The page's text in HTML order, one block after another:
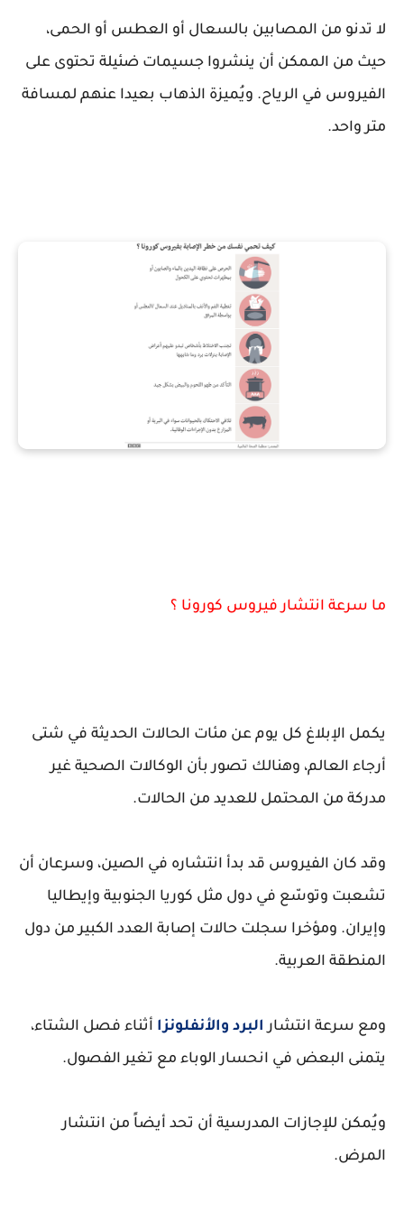
لا تدنو من المصابين بالسعال أو العطس أو الحمى،
حيث من الممكن أن ينشروا جسيمات ضئيلة تحتوى على
الفيروس في الرياح. ويُميزة الذهاب بعيدا عنهم لمسافة
متر واحد.
ما سرعة انتشار فيروس كورونا ؟
يكمل الإبلاغ كل يوم عن مئات الحالات الحديثة في شتى
أرجاء العالم، وهنالك تصور بأن الوكالات الصحية غير
مدركة من المحتمل للعديد من الحالات.
وقد كان الفيروس قد بدأ انتشاره في الصين، وسرعان أن
تشعبت وتوسّع في دول مثل كوريا الجنوبية وإيطاليا
وإيران. ومؤخرا سجلت حالات إصابة العدد الكبير من دول
المنطقة العربية.
ومع سرعة انتشار البرد والأنفلونزا أثناء فصل الشتاء،
يتمنى البعض في انحسار الوباء مع تغير الفصول.
ويُمكن للإجازات المدرسية أن تحد أيضاً من انتشار
المرض.